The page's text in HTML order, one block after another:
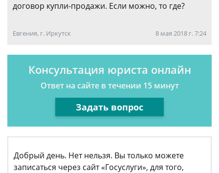
договор купли-продажи. Если можно, то где?
Евгения, г. Иркутск 8 мая 2018 г. 7:24
Консультация юриста онлайн
Ответ на сайте в течении 15 минут
Задать вопрос
Добрый день. Нет нельзя. Вы только можете
записаться через сайт «Госуслуги», для того,